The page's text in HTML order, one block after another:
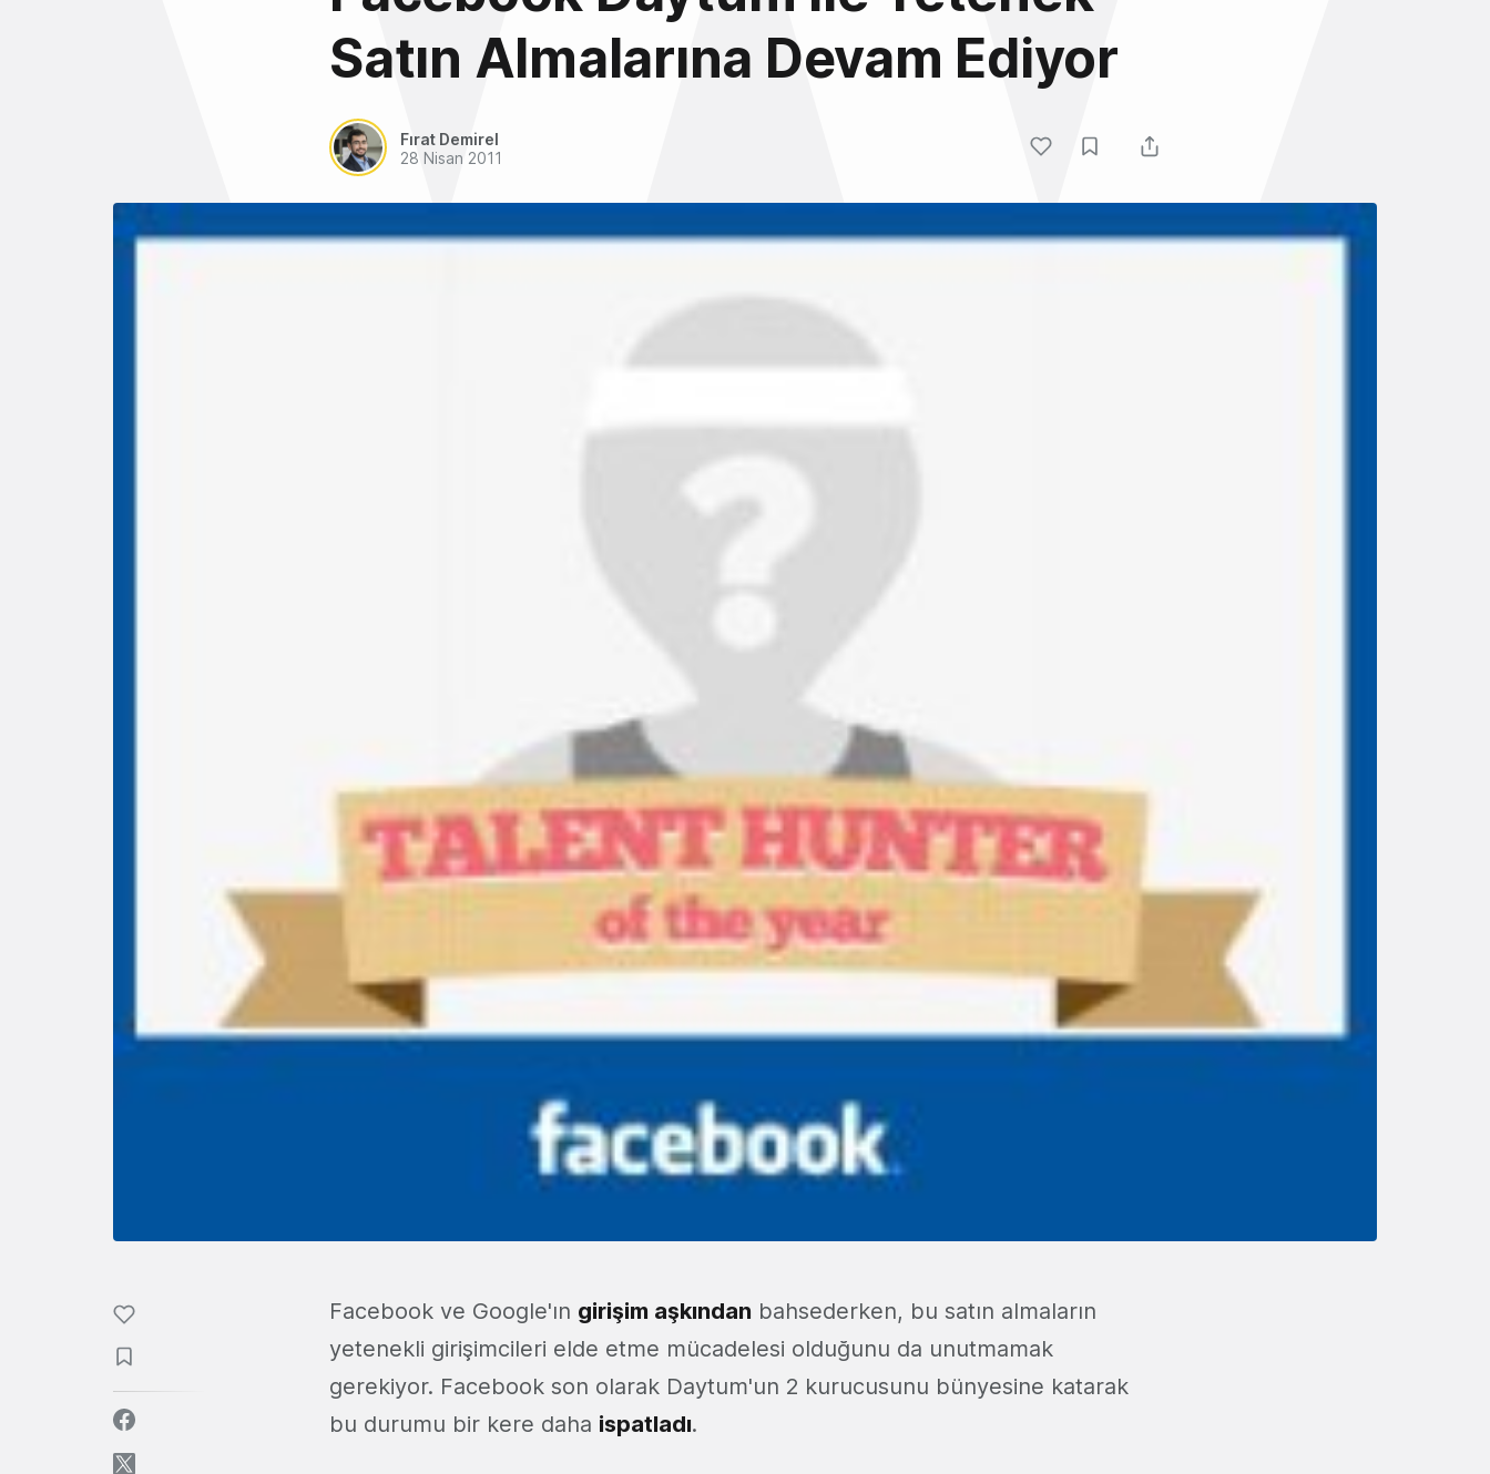
Satın Almalarına Devam Ediyor
Fırat Demirel
28 Nisan 2011
Facebook ve Google'ın girişim aşkından bahsederken, bu satın almaların
yetenekli girişimcileri elde etme mücadelesi olduğunu da unutmamak
gerekiyor. Facebook son olarak Daytum'un 2 kurucusunu bünyesine katarak
bu durumu bir kere daha ispatladı.